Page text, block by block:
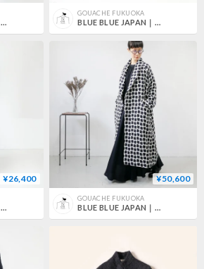
BLUE BLUE JAPAN｜ブルーブルージャパン｜アンティークドビー ラウンドネック プルオーバー ウイメンズ｜WHITE｜700083277
GOUACHE FUKUOKA
BLUE BLUE JAPAN｜ブルーブルージャパン｜オボロコウシ フロッキープリントウラケ テゾメ ワンピース｜NAVY｜700085090
¥26,400
BLUE BLUE JAPAN｜ブルーブルージャパン｜イナズマフロッキーコールワイドストレートパンツウィメンズ｜INDIGO｜700083258
¥50,600
GOUACHE FUKUOKA
BLUE BLUE JAPAN｜ブルーブルージャパン｜ロービングウール タタキショールカラーロングコート ウイメンズ ｜NATURAL｜700083299｜size S